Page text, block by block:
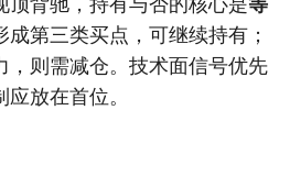
成第三类买点，可继续持有；
，则需减仓。技术面信号优先
放在首位。